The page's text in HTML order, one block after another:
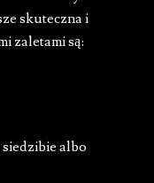
skuteczna i
zaletami są:
albo